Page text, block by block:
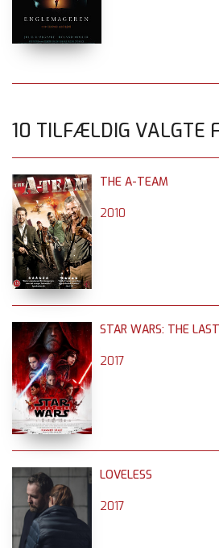
10 TILFÆLDIG VALGTE
THE A-TEAM
2010
STAR WARS: THE
2017
LOVELESS
2017